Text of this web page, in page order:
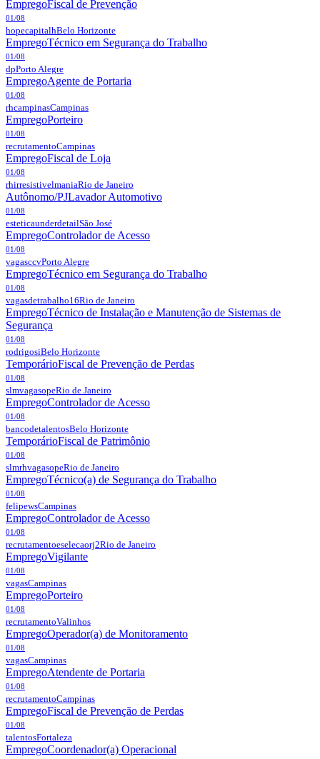
EmpregoFiscal de Prevenção
01/08
hopecapitalhBelo Horizonte
EmpregoTécnico em Segurança do Trabalho
01/08
dpPorto Alegre
EmpregoAgente de Portaria
01/08
rhcampinasCampinas
EmpregoPorteiro
01/08
recrutamentoCampinas
EmpregoFiscal de Loja
01/08
rhirresistivelmaniaRio de Janeiro
Autônomo/PJLavador Automotivo
01/08
esteticaunderdetailSão José
EmpregoControlador de Acesso
01/08
vagasccvPorto Alegre
EmpregoTécnico em Segurança do Trabalho
01/08
vagasdetrabalho16Rio de Janeiro
EmpregoTécnico de Instalação e Manutenção de Sistemas de
Segurança
01/08
rodrigosiBelo Horizonte
TemporárioFiscal de Prevenção de Perdas
01/08
slmvagasopeRio de Janeiro
EmpregoControlador de Acesso
01/08
bancodetalentosBelo Horizonte
TemporárioFiscal de Patrimônio
01/08
slmrhvagasopeRio de Janeiro
EmpregoTécnico(a) de Segurança do Trabalho
01/08
felipewsCampinas
EmpregoControlador de Acesso
01/08
recrutamentoeselecaorj2Rio de Janeiro
EmpregoVigilante
01/08
vagasCampinas
EmpregoPorteiro
01/08
recrutamentoValinhos
EmpregoOperador(a) de Monitoramento
01/08
vagasCampinas
EmpregoAtendente de Portaria
01/08
recrutamentoCampinas
EmpregoFiscal de Prevenção de Perdas
01/08
talentosFortaleza
EmpregoCoordenador(a) Operacional